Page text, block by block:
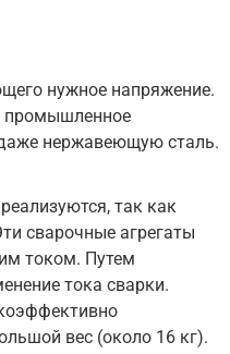
нужное напряжение.
промышленное
нержавеющую сталь.
так как
сварочные агрегаты
током. Путем
тока сварки.
вес (около 16 кг).